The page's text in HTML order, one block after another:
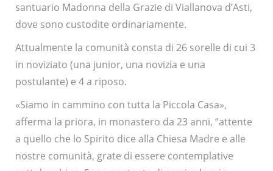
santuario Madonna della Grazie di Viallanova d’Asti,
dove sono custodite ordinariamente.
Attualmente la comunità consta di 26 sorelle di cui 3
in noviziato (una junior, una novizia e una
postulante) e 4 a riposo.
«Siamo in cammino con tutta la Piccola Casa»,
afferma la priora, in monastero da 23 anni, “attente
a quello che lo Spirito dice alla Chiesa Madre e alle
nostre comunità, grate di essere contemplative